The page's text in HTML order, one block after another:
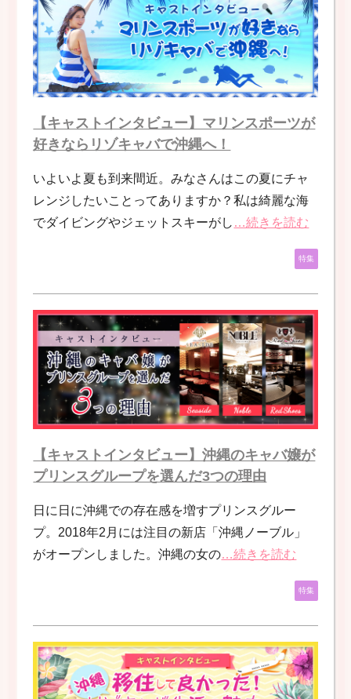
【キャストインタビュー】マリンスポーツが
好きならリゾキャバで沖縄へ！
いよいよ夏も到来間近。みなさんはこの夏にチャ
レンジしたいことってありますか？私は綺麗な海
でダイビングやジェットスキーがし …続きを読む
特集
【キャストインタビュー】沖縄のキャバ嬢が
プリンスグループを選んだ3つの理由
日に日に沖縄での存在感を増すプリンスグルー
プ。2018年2月には注目の新店「沖縄ノーブル」
がオープンしました。沖縄の女の…続きを読む
特集